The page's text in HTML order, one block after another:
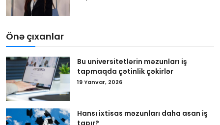
Önə çıxanlar
Bu universitetlərin məzunları iş
tapmaqda çətinlik çəkirlər
19 Yanvar, 2026
Hansı ixtisas məzunları daha asan iş
tapır?